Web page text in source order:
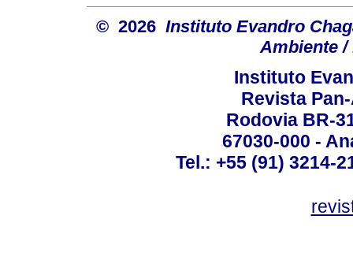
© 2026 Instituto Evandro
Ambiente /
Instituto
Revista
Rodovia BR-
67030-000 -
Tel.: +55 (91) 3214-